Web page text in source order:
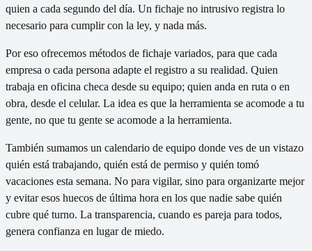
quien a cada segundo del día. Un fichaje no intrusivo registra lo
necesario para cumplir con la ley, y nada más.
Por eso ofrecemos métodos de fichaje variados, para que cada
empresa o cada persona adapte el registro a su realidad. Quien
trabaja en oficina checa desde su equipo; quien anda en ruta o en
obra, desde el celular. La idea es que la herramienta se acomode a tu
gente, no que tu gente se acomode a la herramienta.
También sumamos un calendario de equipo donde ves de un vistazo
quién está trabajando, quién está de permiso y quién tomó
vacaciones esta semana. No para vigilar, sino para organizarte mejor
y evitar esos huecos de última hora en los que nadie sabe quién
cubre qué turno. La transparencia, cuando es pareja para todos,
genera confianza en lugar de miedo.